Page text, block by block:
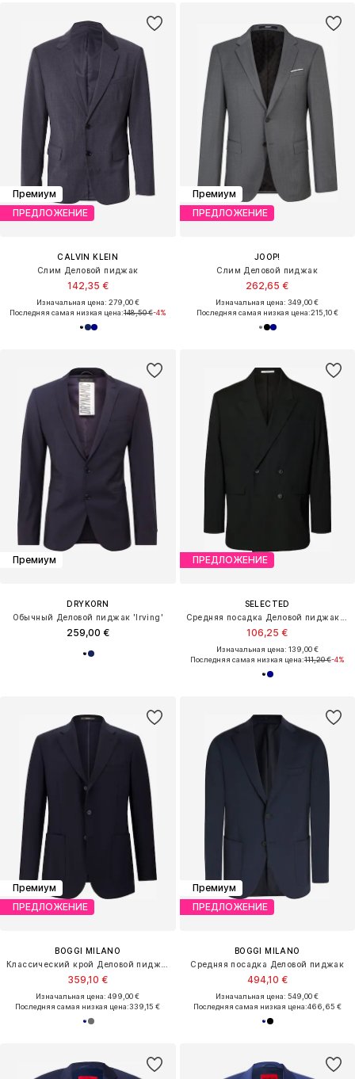
Премиум
ПРЕДЛОЖЕНИЕ
CALVIN KLEIN
Слим Деловой пиджак
142,35 €
Изначальная цена: 279,00 €
Последняя самая низкая цена:148,50 €-4%
Премиум
ПРЕДЛОЖЕНИЕ
JOOP!
Слим Деловой пиджак
262,65 €
Изначальная цена: 349,00 €
Последняя самая низкая цена:215,10 €
Премиум
DRYKORN
Обычный Деловой пиджак 'Irving'
259,00 €
ПРЕДЛОЖЕНИЕ
SELECTED
106,25 €
Изначальная цена: 139,00 €
Последняя самая низкая цена:111,20 €-4%
Премиум
ПРЕДЛОЖЕНИЕ
BOGGI MILANO
359,10 €
Изначальная цена: 499,00 €
Последняя самая низкая цена:339,15 €
Премиум
ПРЕДЛОЖЕНИЕ
BOGGI MILANO
Средняя посадка Деловой пиджак
494,10 €
Изначальная цена: 549,00 €
Последняя самая низкая цена:466,65 €